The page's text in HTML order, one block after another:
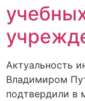
Актуальность
Владимиром
подтвердили в